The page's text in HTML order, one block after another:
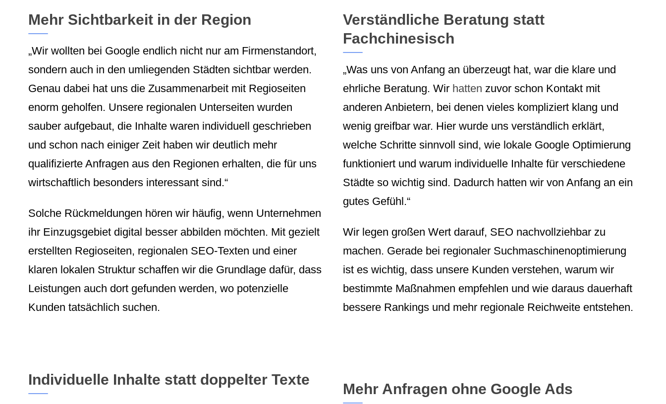
Mehr Sichtbarkeit in der Region
„Wir wollten bei Google endlich nicht nur am Firmenstandort,
sondern auch in den umliegenden Städten sichtbar werden.
Genau dabei hat uns die Zusammenarbeit mit Regioseiten
enorm geholfen. Unsere regionalen Unterseiten wurden
sauber aufgebaut, die Inhalte waren individuell geschrieben
und schon nach einiger Zeit haben wir deutlich mehr
qualifizierte Anfragen aus den Regionen erhalten, die für uns
wirtschaftlich besonders interessant sind.“
Solche Rückmeldungen hören wir häufig, wenn Unternehmen
ihr Einzugsgebiet digital besser abbilden möchten. Mit gezielt
erstellten Regioseiten, regionalen SEO-Texten und einer
klaren lokalen Struktur schaffen wir die Grundlage dafür, dass
Leistungen auch dort gefunden werden, wo potenzielle
Kunden tatsächlich suchen.
Verständliche Beratung statt
Fachchinesisch
„Was uns von Anfang an überzeugt hat, war die klare und
ehrliche Beratung. Wir hatten zuvor schon Kontakt mit
anderen Anbietern, bei denen vieles kompliziert klang und
wenig greifbar war. Hier wurde uns verständlich erklärt,
welche Schritte sinnvoll sind, wie lokale Google Optimierung
funktioniert und warum individuelle Inhalte für verschiedene
Städte so wichtig sind. Dadurch hatten wir von Anfang an ein
gutes Gefühl.“
Wir legen großen Wert darauf, SEO nachvollziehbar zu
machen. Gerade bei regionaler Suchmaschinenoptimierung
ist es wichtig, dass unsere Kunden verstehen, warum wir
bestimmte Maßnahmen empfehlen und wie daraus dauerhaft
bessere Rankings und mehr regionale Reichweite entstehen.
Individuelle Inhalte statt doppelter Texte
Mehr Anfragen ohne Google Ads